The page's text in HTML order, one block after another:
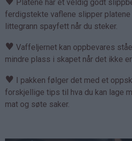
Platene har et veldig godt
ferdigstekte vaflene slipper platene
littegrann spayfett når du steker.
♥ Vaffeljernet kan oppbevares
mindre plass i skapet når det ikke
♥ I pakken følger det med et
forskjellige tips til hva du kan lage
mat og søte saker.